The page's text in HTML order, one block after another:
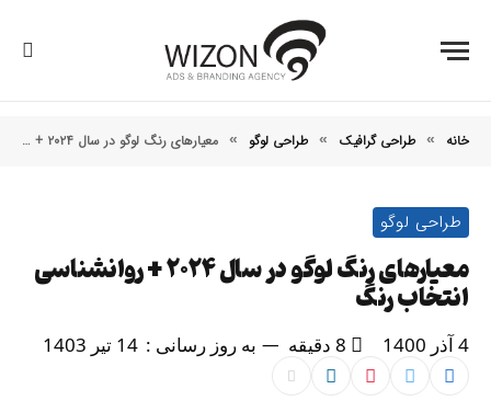
خانه » طراحی گرافیک » طراحی لوگو » معیارهای رنگ لوگو در سال ۲۰۲۴ + روانشناسی انتخاب رنگ
طراحی لوگو
معیارهای رنگ لوگو در سال ۲۰۲۴ + روانشناسی
انتخاب رنگ
4 آذر 1400 8 دقیقه به روز رسانی : 14 تیر 1403